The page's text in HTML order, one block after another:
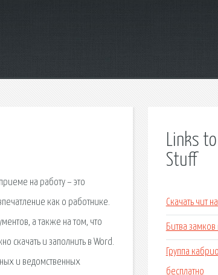
на работу – это
как о работнике.
а также на том, что
скачать и заполнить в Word.
и ведомственных
Links
Stuff
Скачать чит
Битва
Группа
бесплатно